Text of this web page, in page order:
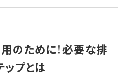
のために！必要な排
プとは